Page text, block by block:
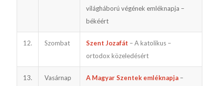
világháború végének emléknapja –
békéért
12. Szombat Szent Jozafát – A katolikus –
ortodox közeledésért
13. Vasárnap A Magyar Szentek emléknapja–